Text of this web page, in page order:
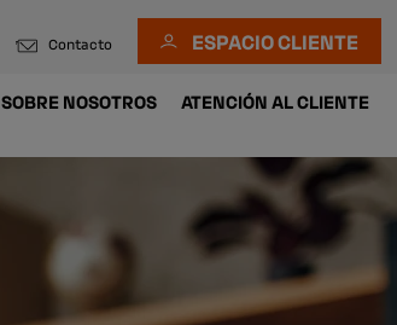
Contacto ESPACIO CLIENTE
SOBRE NOSOTROS ATENCIÓN AL CLIENTE